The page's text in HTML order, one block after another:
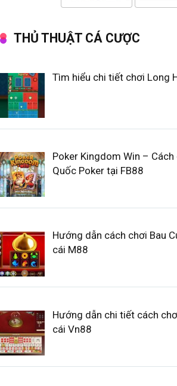
THỦ THUẬT CÁ CƯỢC
Tìm hiểu chi tiết chơi Long
Poker Kingdom Win –
Quốc Poker tại FB88
Hướng dẫn cách chơi Bau
cái M88
Hướng dẫn chi tiết cách
cái Vn88